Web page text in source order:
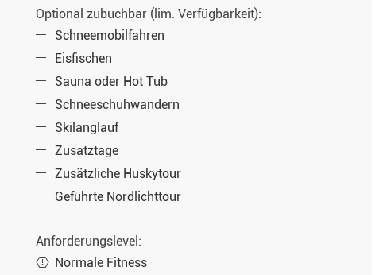
Optional zubuchbar (lim. Verfügbarkeit):
Schneemobilfahren
Eisfischen
Sauna oder Hot Tub
Schneeschuhwandern
Skilanglauf
Zusatztage
Zusätzliche Huskytour
Geführte Nordlichttour
Anforderungslevel:
Normale Fitness